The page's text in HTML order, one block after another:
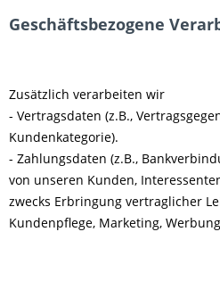
Geschäftsbezogene
Zusätzlich verarbeiten wir
- Vertragsdaten (z.B.,
Kundenkategorie).
- Zahlungsdaten (z.B.,
von unseren Kunden,
zwecks Erbringung vertraglicher
Kundenpflege, Marketing,